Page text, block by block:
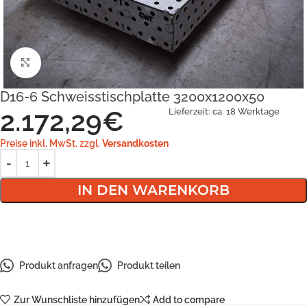
Klick zum Vergrößern
D16-6 Schweisstischplatte 3200x1200x50
2.172,29€
Preise inkl. MwSt. zzgl.Versandkosten
Lieferzeit: ca. 18 Werktage
IN DEN WARENKORB
Produkt anfragen Produkt teilen
Zur Wunschliste hinzufügen Add to compare